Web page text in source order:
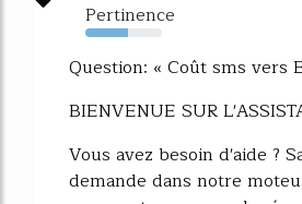
Pertinence
56%
Question: « Coût sms vers
BIENVENUE SUR
Vous avez besoin d'aide ?
demande dans notre